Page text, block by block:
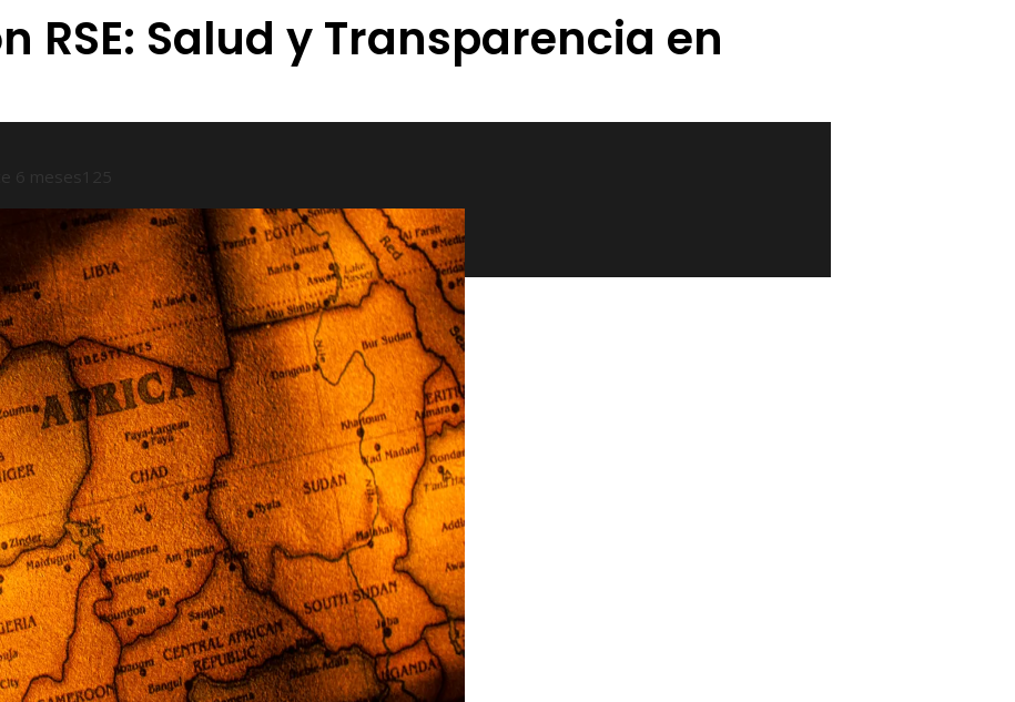
RSE: Salud y Transparencia en
6 meses